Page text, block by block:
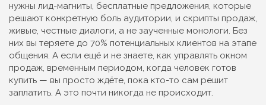
нужны лид-магниты, бесплатные предложения, которые
решают конкретную боль аудитории, и скрипты продаж,
живые, честные диалоги, а не заученные монологи. Без
них вы теряете до 70% потенциальных клиентов на этапе
общения. А если ещё и не знаете, как управлять окном
продаж, временным периодом, когда человек готов
купить — вы просто ждёте, пока кто-то сам решит
заплатить. А это почти никогда не происходит.